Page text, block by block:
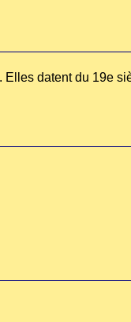
datent du 19e